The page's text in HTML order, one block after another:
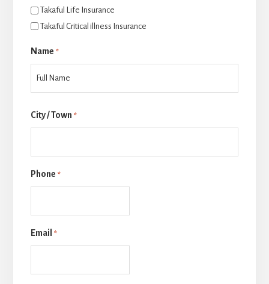
Takaful Life Insurance
Takaful Critical illness Insurance
Name *
City / Town *
Phone *
Email *